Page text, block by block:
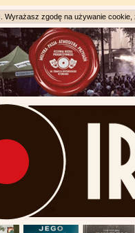
Wyrażasz zgodę na używanie